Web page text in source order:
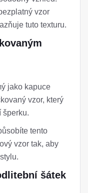
vzor
tuto texturu.
jako kapuce
vzor, ​​který
šperku.
tento
vzor tak, aby
šátek